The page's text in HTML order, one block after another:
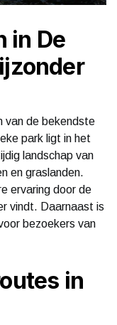
in De
van de bekendste
park ligt in het
landschap van
en graslanden.
ervaring door de
vindt. Daarnaast is
bezoekers van
in